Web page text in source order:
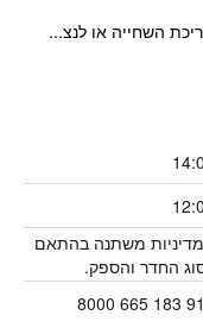
השחייה או לנצ...
משתנה בהתאם
החדר והספק.